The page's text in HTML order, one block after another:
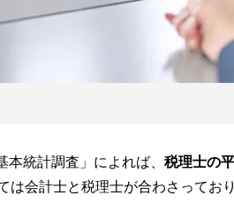
統計調査」によれば、 税理士の
は会計士と税理士が合わさってお